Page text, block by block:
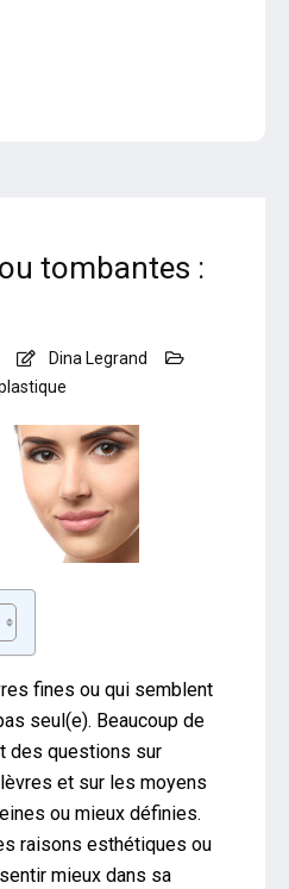
tombantes :
Dina Legrand
fines ou qui semblent
seul(e). Beaucoup de
des questions sur
lèvres et sur les moyens
ou mieux définies.
raisons esthétiques ou
mieux dans sa